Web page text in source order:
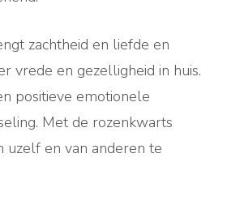
zachtheid en liefde en
vrede en gezelligheid in huis.
positieve emotionele
Met de rozenkwarts
uzelf en van anderen te